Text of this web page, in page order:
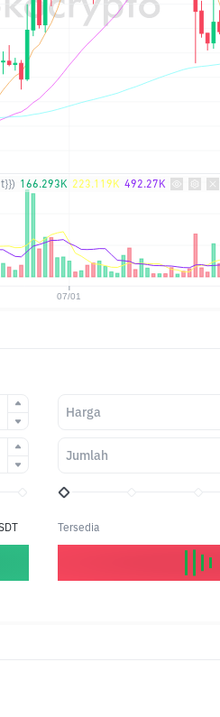
166.293K 223.119K 492.27K
Harga
Jumlah
Tersedia